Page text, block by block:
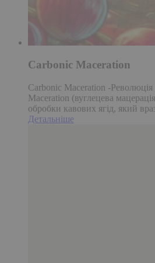
Carbonic Maceration
Carbonic Maceration -Революція
Maceration (вуглецева
обробки кавових ягід, який
Детальніше